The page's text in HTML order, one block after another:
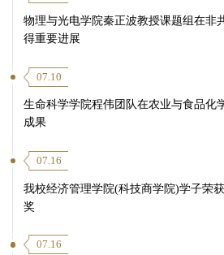
物理与光电学院秦正波教授课题组在非
得重要进展
07.10
生命科学学院程伟团队在农业与食品化
成果
07.16
我校经济管理学院(科技商学院)学子荣
奖
07.16